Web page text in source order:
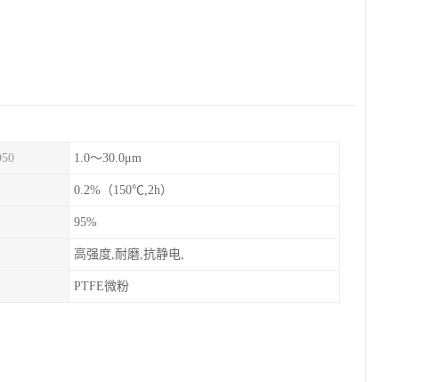
1.0～30.0μm
0.2%（150℃,2h）
95%
高强度,耐磨,抗静电,
PTFE微粉